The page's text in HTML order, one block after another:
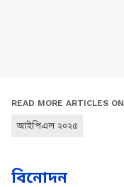
READ MORE ARTICLES ON
আইপিএল ২০২৫
বিনোদন